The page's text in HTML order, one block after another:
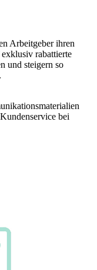
Arbeitgeber ihren
rabattierte
und steigern so
bei